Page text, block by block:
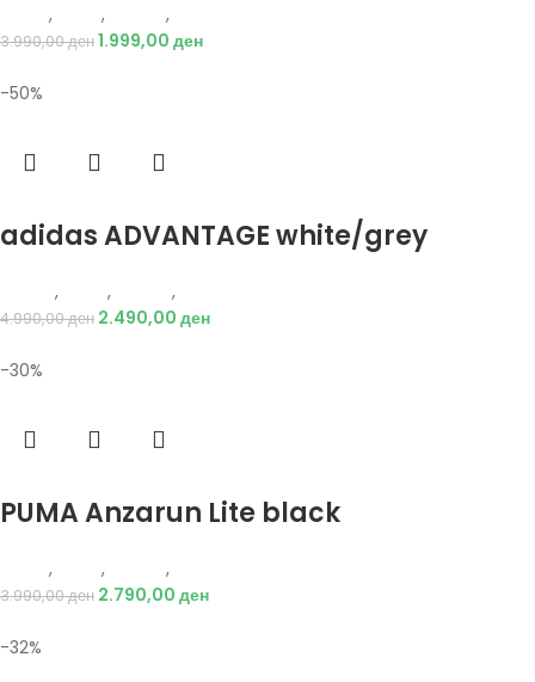
, , ,
3.990,00ден1.999,00 ден
-50%
adidas ADVANTAGE white/grey
, , ,
4.990,00ден 2.490,00 ден
-30%
PUMA Anzarun Lite black
, , ,
3.990,00ден 2.790,00 ден
-32%